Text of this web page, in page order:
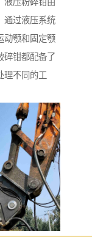
液压粉碎钳由
通过液压系统
动颚和固定颚
碎钳都配备了
理不同的工